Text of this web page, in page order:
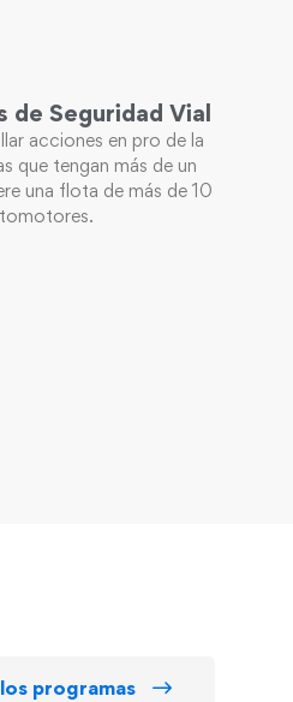
de Seguridad Vial
acciones en pro de la
que tengan más de un
una flota de más de 10
programas